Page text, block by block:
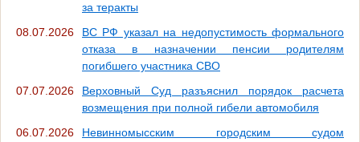
за теракты
08.07.2026
ВС РФ указал на недопустимость формального
отказа в назначении пенсии родителям
погибшего участника СВО
07.07.2026
Верховный Суд разъяснил порядок расчета
возмещения при полной гибели автомобиля
06.07.2026
Невинномысским городским судом